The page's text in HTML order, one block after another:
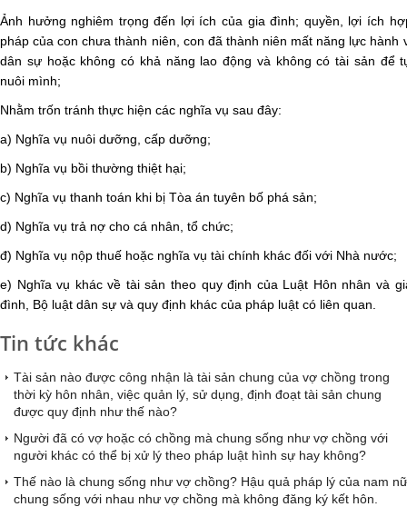
Ảnh hưởng nghiêm trọng đến lợi ích của gia đình; quyền, lợi ích
pháp của con chưa thành niên, con đã thành niên mất năng lực hành
dân sự hoặc không có khả năng lao động và không có tài sản để
nuôi mình;
Nhằm trốn tránh thực hiện các nghĩa vụ sau đây:
a) Nghĩa vụ nuôi dưỡng, cấp dưỡng;
b) Nghĩa vụ bồi thường thiệt hại;
c) Nghĩa vụ thanh toán khi bị Tòa án tuyên bố phá sản;
d) Nghĩa vụ trả nợ cho cá nhân, tổ chức;
đ) Nghĩa vụ nộp thuế hoặc nghĩa vụ tài chính khác đối với Nhà nước;
e) Nghĩa vụ khác về tài sản theo quy định của Luật Hôn nhân và
đình, Bộ luật dân sự và quy định khác của pháp luật có liên quan.
Tin tức khác
Tài sản nào được công nhận là tài sản chung của vợ chồng trong
thời kỳ hôn nhân, việc quản lý, sử dụng, định đoạt tài sản chung
được quy định như thế nào?
Người đã có vợ hoặc có chồng mà chung sống như vợ chồng với
người khác có thể bị xử lý theo pháp luật hình sự hay không?
Thế nào là chung sống như vợ chồng? Hậu quả pháp lý của nam nữ
chung sống với nhau như vợ chồng mà không đăng ký kết hôn.